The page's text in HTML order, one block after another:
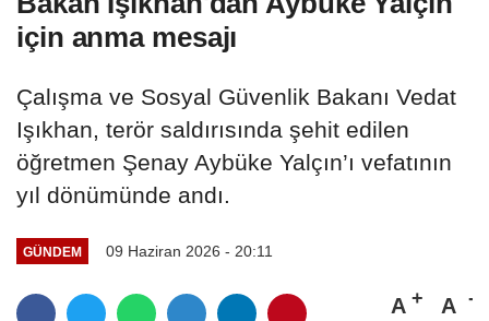
için anma mesajı
Çalışma ve Sosyal Güvenlik Bakanı Vedat
Işıkhan, terör saldırısında şehit edilen
öğretmen Şenay Aybüke Yalçın’ı vefatının
yıl dönümünde andı.
GÜNDEM 09 Haziran 2026 - 20:11
A A